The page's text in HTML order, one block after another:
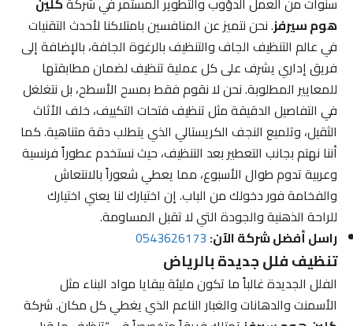
هوم سيرفز. نحن نتميز عن المنافسين بامتلاكنا لأحدث التقنيات
في عالم التنظيف الجاف والتنظيف بالرغوة الجافة، بالإضافة إلى
فريق إداري يشرف على كل عملية تنظيف لضمان مطابقتها
للمعايير المطلوبة. نحن لا نقوم فقط بمسح الأسطح، بل نتغلغل
في التفاصيل الدقيقة مثل تنظيف فتحات التكييف، خلف الأثاث
الثقيل، وتلميع النجف الكريستالي الذي يتطلب دقة متناهية. كما
أننا نهتم بجانب التعطير بعد التنظيف، حيث نستخدم عطوراً فرنسية
وعربية تدوم طوال الأسبوع، مما يعطي شعوراً بالانتعاش
والفخامة فور دخولك من الباب. إن اختيارك لنا يعني اختيارك
للراحة الذهنية والجودة التي لا تقبل المساومة.
راسل أفضل شركة الآن:0543626173
تنظيف فلل جديدة بالرياض
الفلل الجديدة غالباً ما تكون مليئة ببقايا مواد البناء مثل
الأسمنت والدهانات والغبار الناعم الذي يغطي كل مكان. شركة